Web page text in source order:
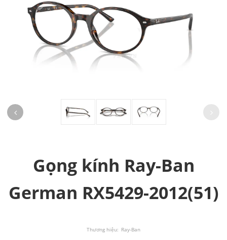
Gọng kính Ray-Ban
German RX5429-2012(51)
Thương hiệu: Ray-Ban